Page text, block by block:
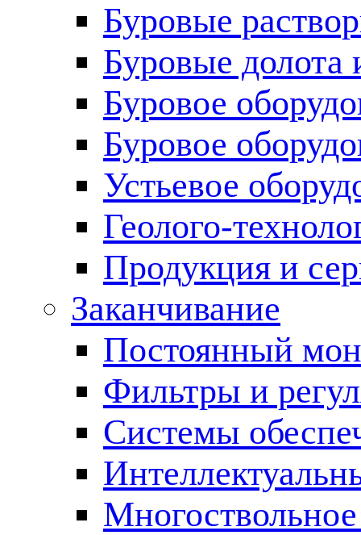
Буровые
Буровые долота
Буровое
Буровое
Устьевое
Геолого-
Продукция и
Заканчивание
Постоянный
Фильтры и
Cистемы